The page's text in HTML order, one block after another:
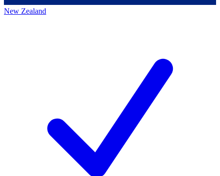
New Zealand